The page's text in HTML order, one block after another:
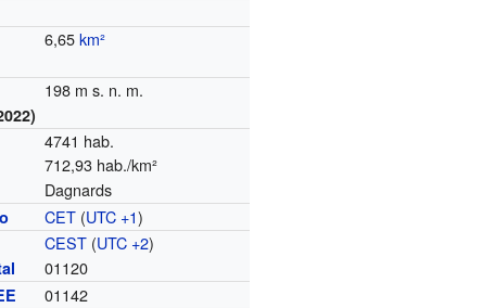
6,65km²
198 m s. n. m.
4741 hab.
712,93 hab./km²
Dagnards
CET (UTC +1)
CEST (UTC +2)
01120
01142